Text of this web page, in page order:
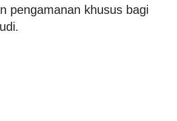
pengamanan khusus bagi